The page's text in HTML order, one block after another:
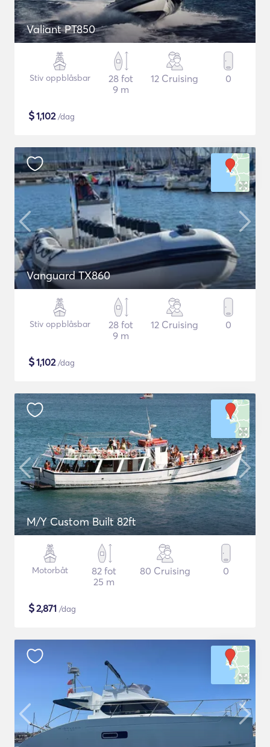
Valiant PT850
Stiv oppblåsbar
28 fot
9 m
12 Cruising 0
$1,102/dag
Vanguard TX860
Stiv oppblåsbar
28 fot
9 m
12 Cruising 0
$1,102/dag
M/Y Custom Built 82ft
Motorbåt
82 fot
25 m
80 Cruising 0
$2,871 /dag